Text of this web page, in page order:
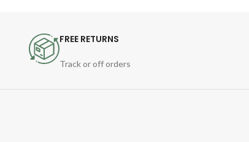
FREE RETURNS
Track or off orders